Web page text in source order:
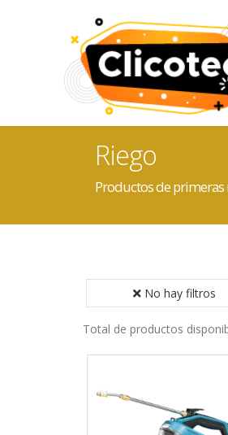
Riego
Productos de primeras
No hay filtros
Total de productos